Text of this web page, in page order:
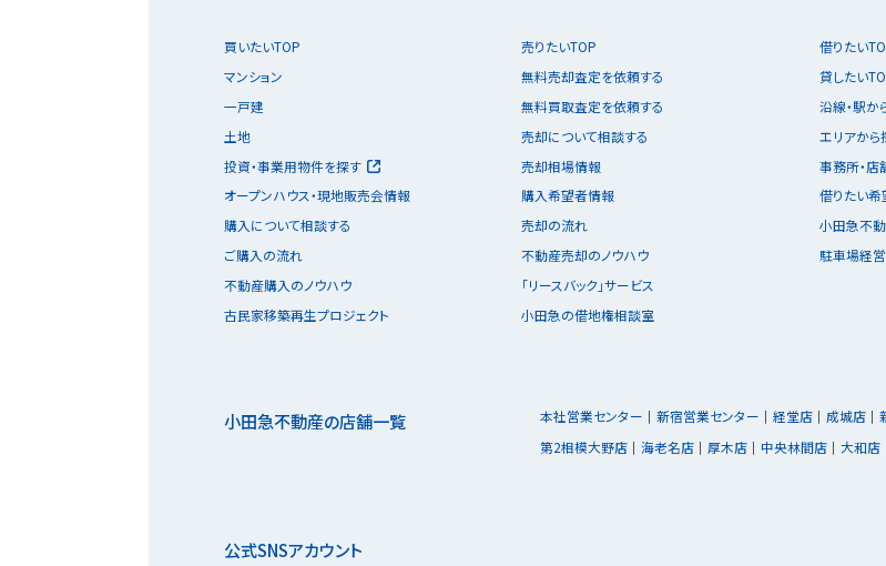
買いたいTOP
マンション
一戸建
土地
投資・事業用物件を探す
オープンハウス・現地販売会情報
購入について相談する
ご購入の流れ
不動産購入のノウハウ
古民家移築再生プロジェクト
売りたいTOP
無料売却査定を依頼する
無料買取査定を依頼する
売却について相談する
売却相場情報
購入希望者情報
売却の流れ
不動産売却のノウハウ
「リースバック」サービス
小田急の借地権相談室
借りたい
貸したい
沿線・駅か
エリアから
事務所・
借りたい
小田急不
駐車場経
小田急不動産の店舗一覧 本社営業センター 新宿営業センター 経堂店 成城店
第2相模大野店
海老名店 厚木店 中央林間店 大和店
公式SNSアカウント